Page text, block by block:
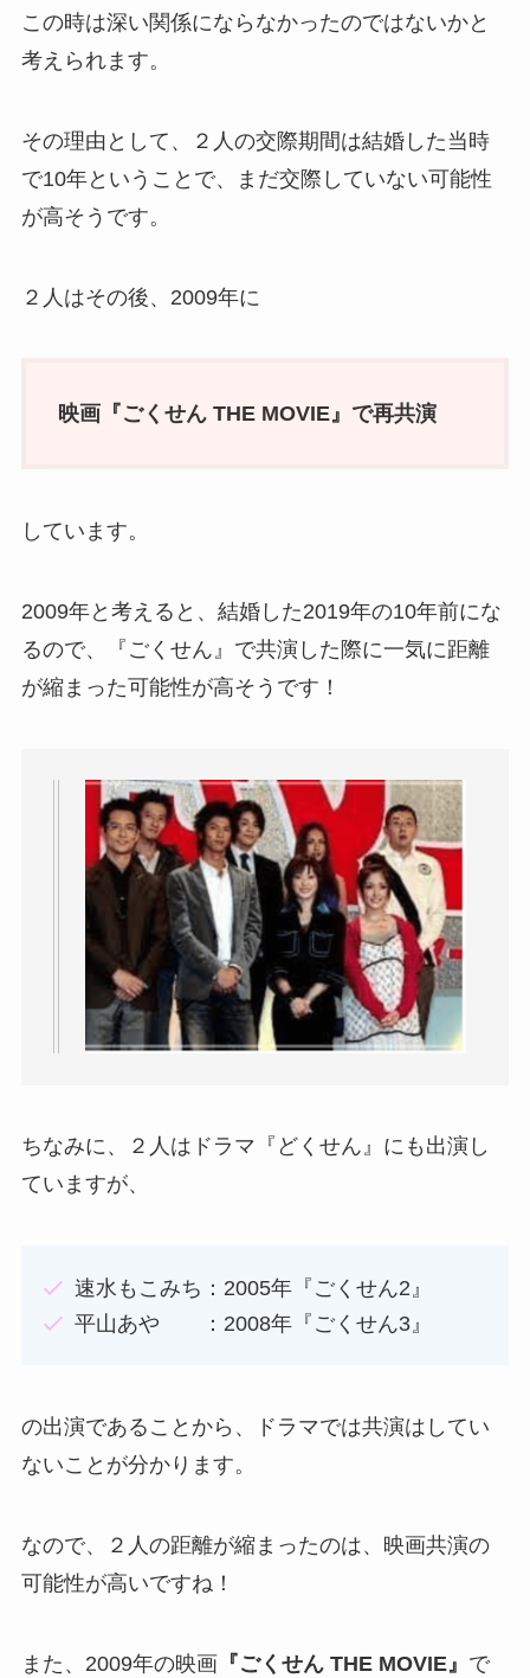
この時は深い関係にならなかったのではないかと
考えられます。
その理由として、２人の交際期間は結婚した当時
で10年ということで、まだ交際していない可能性
が高そうです。
２人はその後、2009年に
映画『ごくせん THE MOVIE』で再共演
しています。
2009年と考えると、結婚した2019年の10年前にな
るので、『ごくせん』で共演した際に一気に距離
が縮まった可能性が高そうです！
ちなみに、２人はドラマ『どくせん』にも出演し
ていますが、
速水もこみち：2005年『ごくせん2』
平山あや ：2008年『ごくせん3』
の出演であることから、ドラマでは共演はしてい
ないことが分かります。
なので、２人の距離が縮まったのは、映画共演の
可能性が高いですね！
また、2009年の映画『ごくせん THE MOVIE』 で